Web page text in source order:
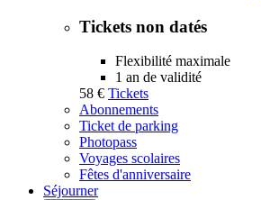
Tickets non datés
Flexibilité maximale
1 an de validité
58 € Tickets
Abonnements
Ticket de parking
Photopass
Voyages scolaires
Fêtes d'anniversaire
Séjourner